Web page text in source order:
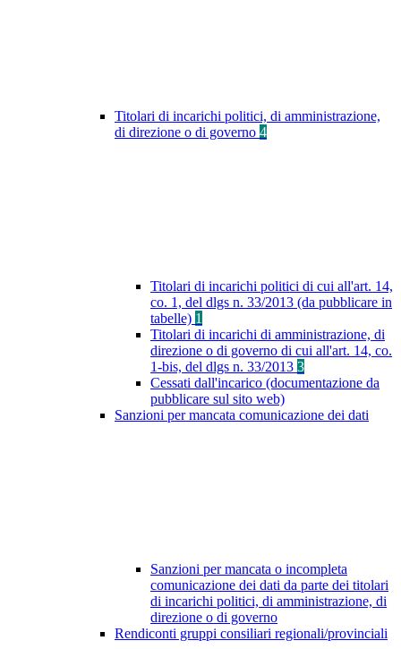
Titolari di incarichi politici, di amministrazione,
di direzione o di governo 4
Titolari di incarichi politici di cui all'art. 14,
co. 1, del dlgs n. 33/2013 (da pubblicare in
tabelle) 1
Titolari di incarichi di amministrazione, di
direzione o di governo di cui all'art. 14, co.
1-bis, del dlgs n. 33/2013 3
Cessati dall'incarico (documentazione da
pubblicare sul sito web)
Sanzioni per mancata comunicazione dei dati
Sanzioni per mancata o incompleta
comunicazione dei dati da parte dei titolari
di incarichi politici, di amministrazione, di
direzione o di governo
Rendiconti gruppi consiliari regionali/provinciali